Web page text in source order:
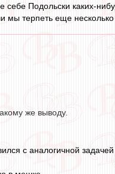
себе Подольски каких-
мы терпеть еще несколько
же выводу.
с аналогичной